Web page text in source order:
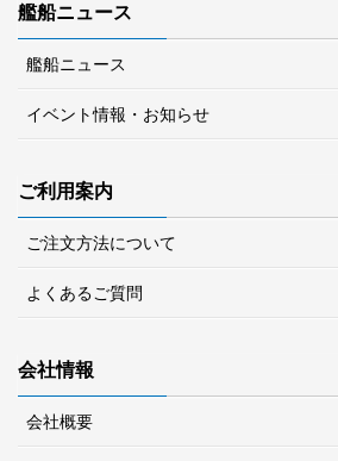
艦船ニュース
艦船ニュース
イベント情報・お知らせ
ご利用案内
ご注文方法について
よくあるご質問
会社情報
会社概要